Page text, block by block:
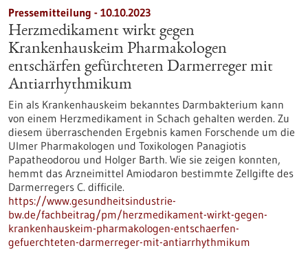
Pressemitteilung - 10.10.2023
Herzmedikament wirkt gegen
Krankenhauskeim Pharmakologen
entschärfen gefürchteten Darmerreger mit
Antiarrhythmikum
Ein als Krankenhauskeim bekanntes Darmbakterium kann
von einem Herzmedikament in Schach gehalten werden. Zu
diesem überraschenden Ergebnis kamen Forschende um die
Ulmer Pharmakologen und Toxikologen Panagiotis
Papatheodorou und Holger Barth. Wie sie zeigen konnten,
hemmt das Arzneimittel Amiodaron bestimmte Zellgifte des
Darmerregers C. difficile.
https://www.gesundheitsindustrie-
bw.de/fachbeitrag/pm/herzmedikament-wirkt-gegen-
krankenhauskeim-pharmakologen-entschaerfen-
gefuerchteten-darmerreger-mit-antiarrhythmikum